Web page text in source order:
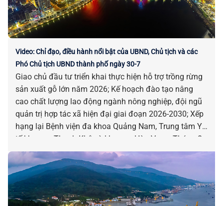
Video: Chỉ đạo, điều hành nổi bật của UBND, Chủ tịch và các
Phó Chủ tịch UBND thành phố ngày 30-7
Giao chủ đầu tư triển khai thực hiện hỗ trợ trồng rừng
sản xuất gỗ lớn năm 2026; Kế hoạch đào tạo nâng
cao chất lượng lao động ngành nông nghiệp, đội ngũ
quản trị hợp tác xã hiện đại giai đoạn 2026-2030; Xếp
hạng lại Bệnh viện đa khoa Quảng Nam, Trung tâm Y
tế khu vực Thanh Khê và khu vực Hòa Vang; Tháng 8-
2026: Triển khai Nghị quyết hỗ trợ bảo tồn, phát huy
giá trị di sản văn hóa phi vật thể nghệ thuật Bài Chòi;
Triển khai Chiến dịch 100 ngày tạo lập, cập nhật Sổ
sức khỏe điện tử trên ứng dụng VNeID thông qua liên
thông dữ liệu khám sức khỏe và khám bệnh, chữa